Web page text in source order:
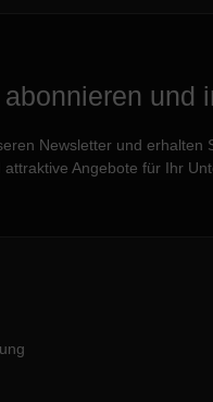
und
Newsletter und erhalten
Angebote für Ihr